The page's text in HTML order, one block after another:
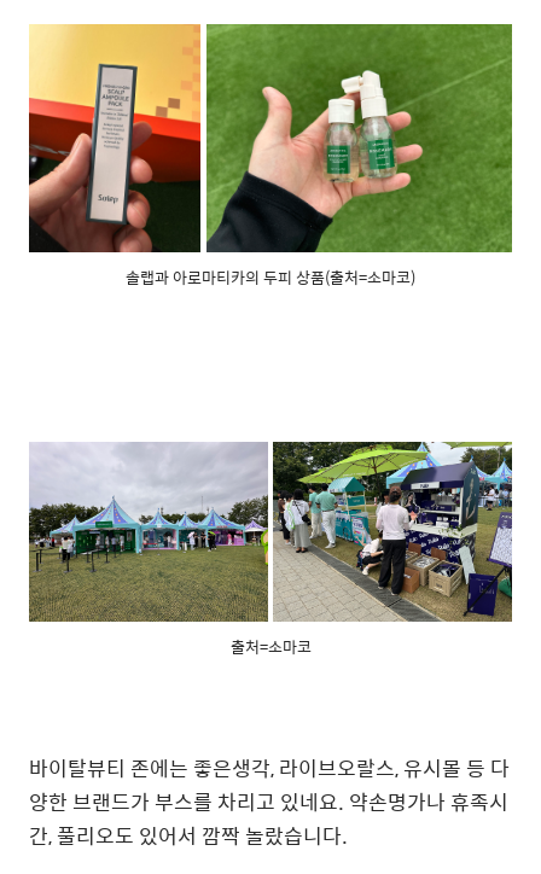
솔랩과 아로마티카의 두피 상품(출처=소마코)
출처=소마코
바이탈뷰티 존에는 좋은생각, 라이브오랄스, 유시몰 등 다
양한 브랜드가 부스를 차리고 있네요. 약손명가나 휴족시
간, 풀리오도 있어서 깜짝 놀랐습니다.